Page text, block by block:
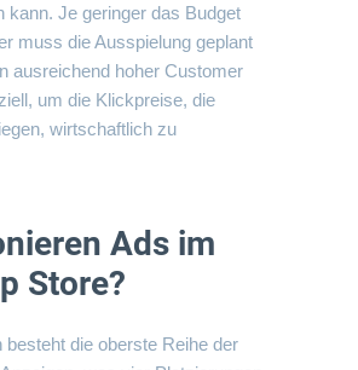
kann. Je geringer das Budget
muss die Ausspielung geplant
ausreichend hoher Customer
um die Klickpreise, die
wirtschaftlich zu
Ads im
Store?
besteht die oberste Reihe der